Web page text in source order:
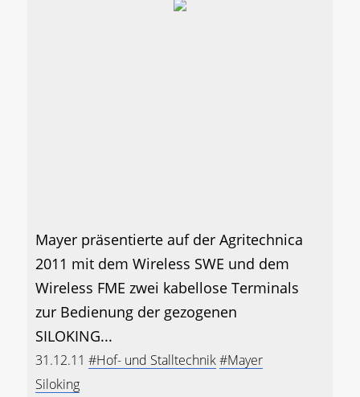
Mayer präsentierte auf der Agritechnica
2011 mit dem Wireless SWE und dem
Wireless FME zwei kabellose Terminals
zur Bedienung der gezogenen
SILOKING...
31.12.11 #Hof- und Stalltechnik#Mayer
Siloking